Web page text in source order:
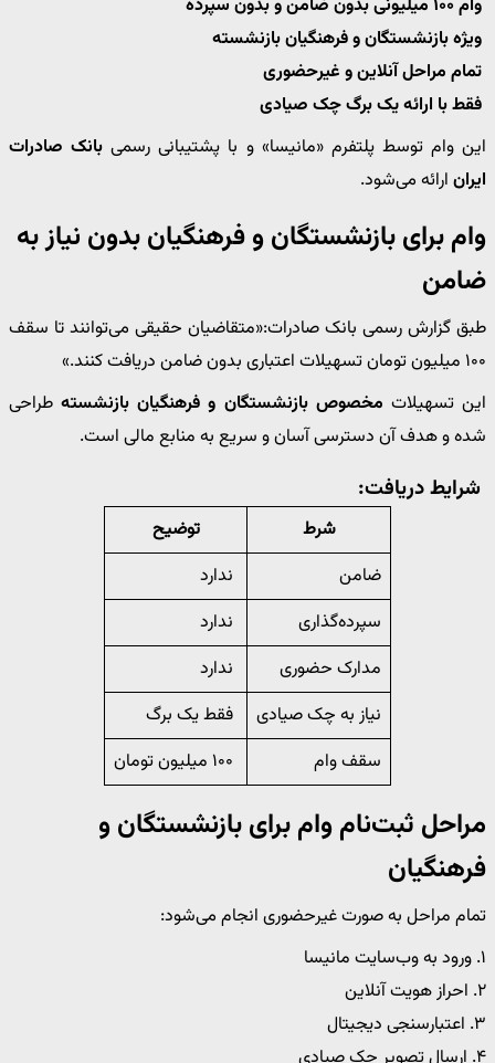
وام ۱۰۰ میلیونی بدون ضامن و بدون سپرده
ویژه بازنشستگان و فرهنگیان بازنشسته
تمام مراحل آنلاین و غیرحضوری
فقط با ارائه یک برگ چک صیادی
این وام توسط پلتفرم «مانیسا» و با پشتیبانی رسمی بانک صادرات
ایران ارائه می‌شود.
وام برای بازنشستگان و فرهنگیان بدون نیاز به
ضامن
طبق گزارش رسمی بانک صادرات:«متقاضیان حقیقی می‌توانند تا سقف
۱۰۰ میلیون تومان تسهیلات اعتباری بدون ضامن دریافت کنند.»
این تسهیلات مخصوص بازنشستگان و فرهنگیان بازنشستهطراحی
شده و هدف آن دسترسی آسان و سریع به منابع مالی است.
شرایط دریافت:
شرط
توضیح
ضامن
ندارد
سپرده‌گذاری
ندارد
مدارک حضوری
ندارد
نیاز به چک صیادی
فقط یک برگ
سقف وام
مراحل ثبت‌نام وام برای بازنشستگان و
فرهنگیان
تمام مراحل به صورت غیرحضوری انجام می‌شود:
۱. ورود به وب‌سایت مانیسا
۲. احراز هویت آنلاین
۳. اعتبارسنجی دیجیتال